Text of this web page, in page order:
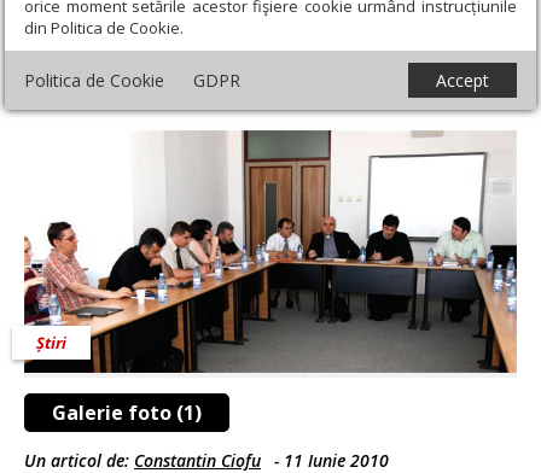
orice moment setările acestor fişiere cookie urmând instrucțiunile
din Politica de Cookie.
Politica de Cookie GDPR Accept
„Religiozitatea omului contemporan - O
abordare interdisciplinară a
comportamentului religios“
Galerie foto (1)
Știri
Un articol de: Constantin Ciofu - 11 Iunie 2010